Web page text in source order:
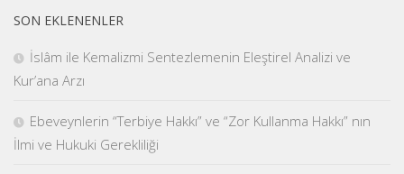
SON EKLENENLER
İslâm ile Kemalizmi Sentezlemenin Eleştirel Analizi ve
Kur’ana Arzı
Ebeveynlerin “Terbiye Hakkı” ve “Zor Kullanma Hakkı” nın
İlmi ve Hukuki Gerekliliği